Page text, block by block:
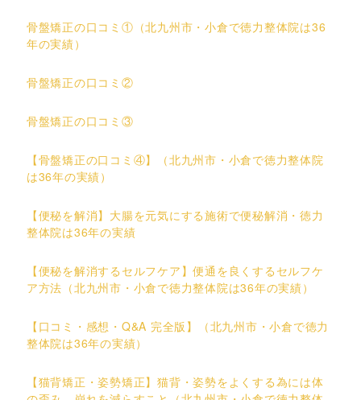
骨盤矯正の口コミ①（北九州市・小倉で徳力整体院は36
年の実績）
骨盤矯正の口コミ②
骨盤矯正の口コミ③
【骨盤矯正の口コミ④】（北九州市・小倉で徳力整体院
は36年の実績）
【便秘を解消】大腸を元気にする施術で便秘解消・徳力
整体院は36年の実績
【便秘を解消するセルフケア】便通を良くするセルフケ
ア方法（北九州市・小倉で徳力整体院は36年の実績）
【口コミ・感想・Q&A 完全版】（北九州市・小倉で徳力
整体院は36年の実績）
【猫背矯正・姿勢矯正】猫背・姿勢をよくする為には体